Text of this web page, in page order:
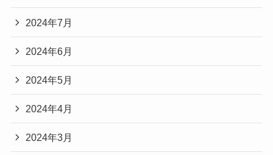
2024年7月
2024年6月
2024年5月
2024年4月
2024年3月